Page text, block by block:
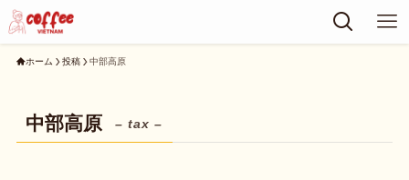
ホーム 投稿 中部高原
中部高原 – tax –